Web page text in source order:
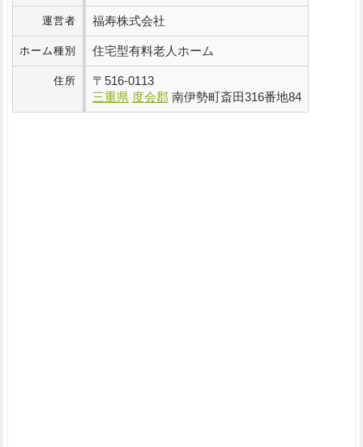
運営者 福寿株式会社
ホーム種別 住宅型有料老人ホーム
住所 〒 516-0113
三重県 度会郡 南伊勢町斎田316番地84